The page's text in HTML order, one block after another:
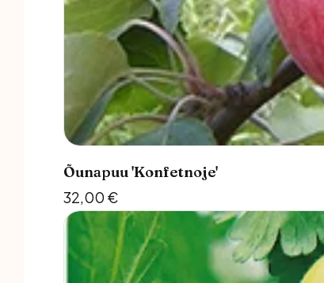
Õunapuu 'Konfetnoje'
32,00 €